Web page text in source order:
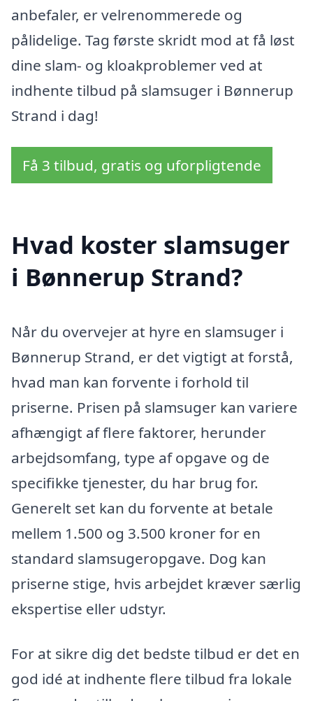
anbefaler, er velrenommerede og
pålidelige. Tag første skridt mod at få løst
dine slam- og kloakproblemer ved at
indhente tilbud på slamsuger i Bønnerup
Strand i dag!
Få 3 tilbud, gratis og uforpligtende
Hvad koster slamsuger
i Bønnerup Strand?
Når du overvejer at hyre en slamsuger i
Bønnerup Strand, er det vigtigt at forstå,
hvad man kan forvente i forhold til
priserne. Prisen på slamsuger kan variere
afhængigt af flere faktorer, herunder
arbejdsomfang, type af opgave og de
specifikke tjenester, du har brug for.
Generelt set kan du forvente at betale
mellem 1.500 og 3.500 kroner for en
standard slamsugeropgave. Dog kan
priserne stige, hvis arbejdet kræver særlig
ekspertise eller udstyr.
For at sikre dig det bedste tilbud er det en
god idé at indhente flere tilbud fra lokale